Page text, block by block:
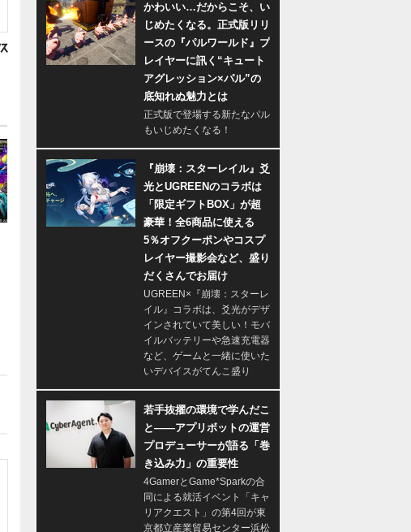
かわいい…だからこそ、い
じめたくなる。正式版リリ
ースの『パルワールド』プ
レイヤーに訊く“キュート
アグレッション×パル”の
底知れぬ魅力とは
正式版で登場する新たなパル
もいじめたくなる！
『崩壊：スターレイル』爻
光とUGREENのコラボは
「限定ギフトBOX」が超
豪華！全6商品に使える
5％オフクーポンやコスプ
レイヤー撮影会など、盛り
だくさんでお届け
UGREEN×『崩壊：スターレ
イル』コラボは、爻光がデザ
インされていて美しい！モバ
イルバッテリーや急速充電器
など、ゲームと一緒に使いた
いデバイスがてんこ盛り
若手抜擢の環境で学んだこ
と――アプリボットの運営
プロデューサーが語る「巻
き込み力」の重要性
4GamerとGame*Sparkの合
同による就活イベント「キャ
リアクエスト」の第4回が東
京都立産業貿易センター浜松